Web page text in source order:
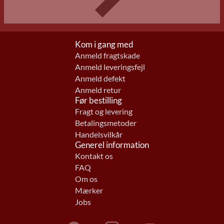
Kom i gang med
Anmeld fragtskade
Anmeld leveringsfejl
Anmeld defekt
Anmeld retur
Før bestilling
Fragt og levering
Betalingsmetoder
Handelsvilkår
Generel information
Kontakt os
FAQ
Om os
Mærker
Jobs